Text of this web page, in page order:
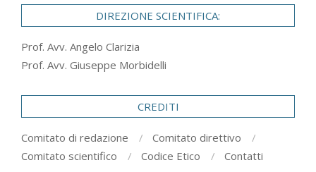
DIREZIONE SCIENTIFICA:
Prof. Avv. Angelo Clarizia
Prof. Avv. Giuseppe Morbidelli
CREDITI
Comitato di redazione
Comitato direttivo
Comitato scientifico
Codice Etico Contatti